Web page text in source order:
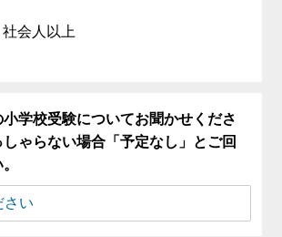
会人以上
学校受験についてお聞かせくださ
ゃらない場合「予定なし」とご回